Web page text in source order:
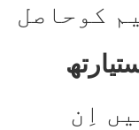
کوحاصل
اِن